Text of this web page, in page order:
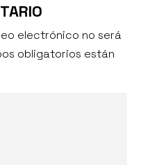
electrónico no será
obligatorios están